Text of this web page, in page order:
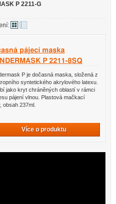
P 2211-G
pájecí maska
P 2211-8SQ
P je dočasná maska, složená z
syntetického akrylového latexu.
jako kryt chráněných oblastí v rámci
pájení vlnou. Plastová mačkací
obsah 237ml.
Více o produktu